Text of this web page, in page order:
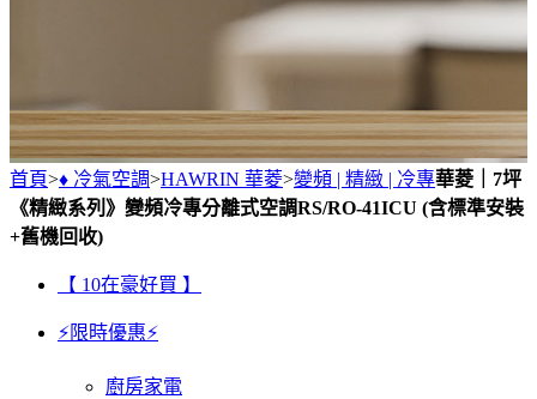
首頁>♦ 冷氣空調>HAWRIN 華菱>變頻 | 精緻 | 冷專華菱｜7坪
《精緻系列》變頻冷專分離式空調RS/RO-41ICU (含標準安裝
+舊機回收)
【 10在豪好買 】
⚡限時優惠⚡
廚房家電